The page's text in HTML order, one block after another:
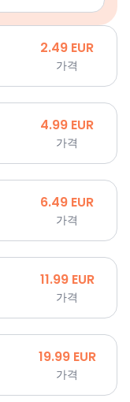
2.49 EUR
가격
4.99 EUR
가격
6.49 EUR
가격
11.99 EUR
가격
19.99 EUR
가격